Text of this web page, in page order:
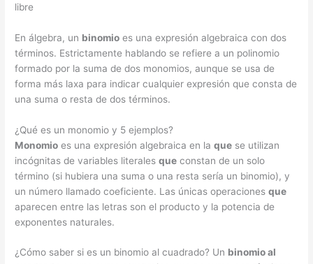
libre
En álgebra, un binomio es una expresión algebraica con dos
términos. Estrictamente hablando se refiere a un polinomio
formado por la suma de dos monomios, aunque se usa de
forma más laxa para indicar cualquier expresión que consta de
una suma o resta de dos términos.
¿Qué es un monomio y 5 ejemplos?
Monomio es una expresión algebraica en laque se utilizan
incógnitas de variables literalesque constan de un solo
término (si hubiera una suma o una resta sería un binomio), y
un número llamado coeficiente. Las únicas operacionesque
aparecen entre las letras son el producto y la potencia de
exponentes naturales.
¿Cómo saber si es un binomio al cuadrado? Un binomio al